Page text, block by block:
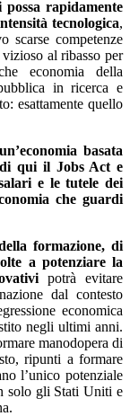
rapidamente
tecnologica,
scarse competenze
al ribasso per
economia della
in ricerca e
esattamente quello
un’economia basata
qui il Jobs Act e
e le tutele dei
che guardi
formazione, di
a potenziare la
potrà evitare
dal contesto
economica
negli ultimi anni.
manodopera di
ripunti a formare
l’unico potenziale
solo gli Stati Uniti e